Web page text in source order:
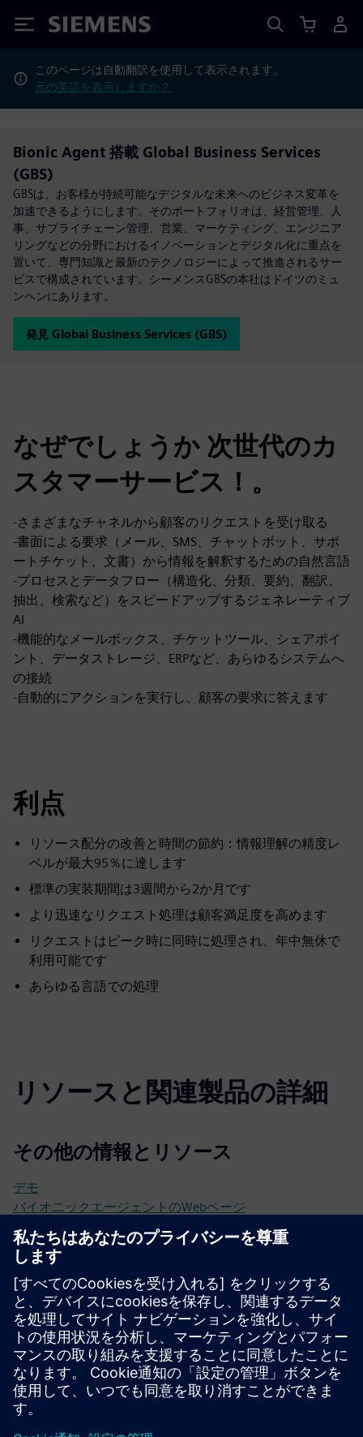
Siemens
このページは自動翻訳を使用して表示されます。
元の英語を表示しますか？
Bionic Agent​ 搭載 Global Business Services
(GBS)
GBSは、お客様が持続可能なデジタルな未来へのビジネス変革を
加速できるようにします。そのポートフォリオは、経営管理、人
事、サプライチェーン管理、営業、マーケティング、エンジニア
リングなどの分野におけるイノベーションとデジタル化に重点を
置いて、専門知識と最新のテクノロジーによって推進されるサー
ビスで構成されています。シーメンスGBSの本社はドイツのミュ
ンヘンにあります。
発見 Global Business Services (GBS)
なぜでしょうか 次世代のカ
スタマーサービス！。
-さまざまなチャネルから顧客のリクエストを受け取る
-書面による要求（メール、SMS、チャットボット、サポ
ートチケット、文書）から情報を解釈するための自然言語
-プロセスとデータフロー（構造化、分類、要約、翻訳、
抽出、検索など）をスピードアップするジェネレーティブ
AI
-機能的なメールボックス、チケットツール、シェアポイ
ント、データストレージ、ERPなど、あらゆるシステムへ
の接続
-自動的にアクションを実行し、顧客の要求に答えます
利点
リソース配分の改善と時間の節約：情報理解の精度レ
ベルが最大95％に達します
標準の実装期間は3週間から2か月です
より迅速なリクエスト処理は顧客満足度を高めます
リクエストはピーク時に同時に処理され、年中無休で
利用可能です
あらゆる言語での処理
リソースと関連製品の詳細
その他の情報とリソース
デモ
バイオニックエージェントのWebページ
バイオニックエージェントのユースケース
必要条件
ビジネス分野の専門家
顧客環境に統合するカスタマーソリューションアーキテク
ト
ソースデータにアクセスする顧客データエンジニア
チケットカテゴリ/月あたり最低 200リクエスト